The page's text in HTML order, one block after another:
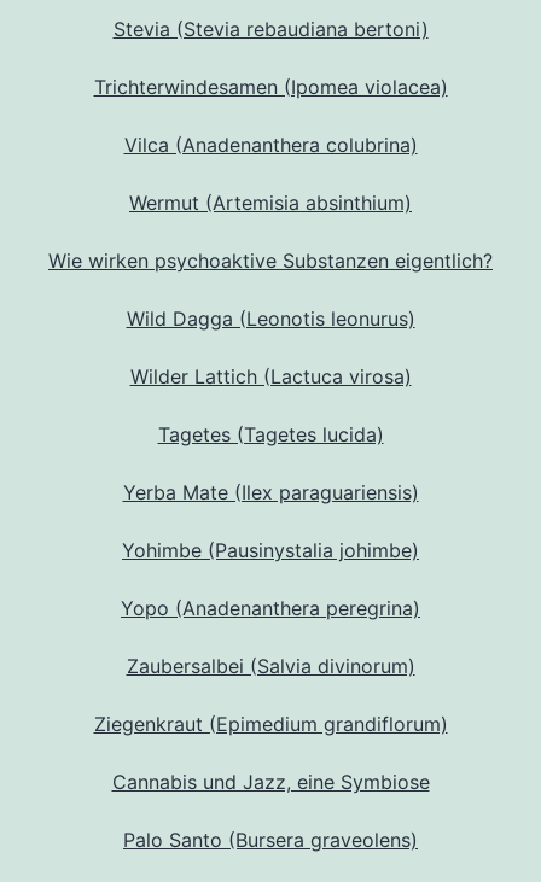
Stevia (Stevia rebaudiana bertoni)
Trichterwindesamen (Ipomea violacea)
Vilca (Anadenanthera colubrina)
Wermut (Artemisia absinthium)
Wie wirken psychoaktive Substanzen eigentlich?
Wild Dagga (Leonotis leonurus)
Wilder Lattich (Lactuca virosa)
Tagetes (Tagetes lucida)
Yerba Mate (Ilex paraguariensis)
Yohimbe (Pausinystalia johimbe)
Yopo (Anadenanthera peregrina)
Zaubersalbei (Salvia divinorum)
Ziegenkraut (Epimedium grandiflorum)
Cannabis und Jazz, eine Symbiose
Palo Santo (Bursera graveolens)